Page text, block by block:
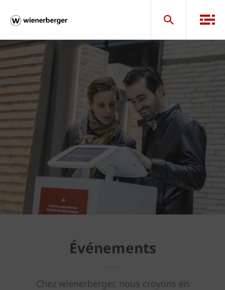
Événements
Chez wienerberger, nous croyons en